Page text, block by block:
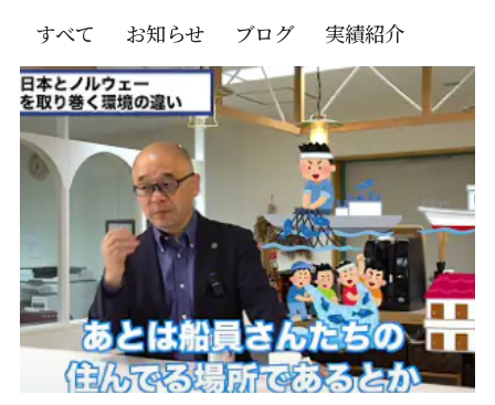
すべて お知らせ ブログ 実績紹介